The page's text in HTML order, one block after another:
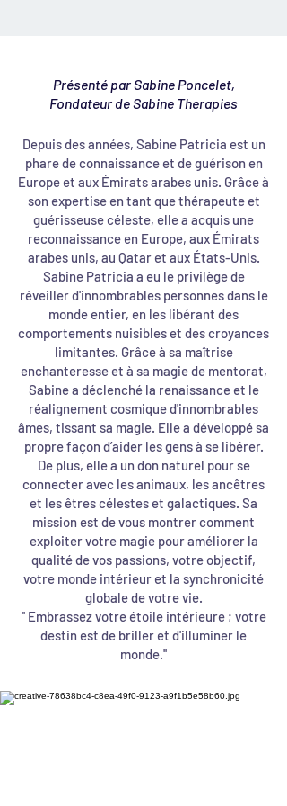
Présenté par Sabine Poncelet,
Fondateur de Sabine Therapies
Depuis des années, Sabine Patricia est un
phare de connaissance et de guérison en
Europe et aux Émirats arabes unis. Grâce à
son expertise en tant que thérapeute et
guérisseuse céleste, elle a acquis une
reconnaissance en Europe, aux Émirats
arabes unis, au Qatar et aux États-Unis.
Sabine Patricia a eu le privilège de
réveiller d'innombrables personnes dans le
monde entier, en les libérant des
comportements nuisibles et des croyances
limitantes. Grâce à sa maîtrise
enchanteresse et à sa magie de mentorat,
Sabine a déclenché la renaissance et le
réalignement cosmique d'innombrables
âmes, tissant sa magie. Elle a développé sa
propre façon d’aider les gens à se libérer.
De plus, elle a un don naturel pour se
connecter avec les animaux, les ancêtres
et les êtres célestes et galactiques. Sa
mission est de vous montrer comment
exploiter votre magie pour améliorer la
qualité de vos passions, votre objectif,
votre monde intérieur et la synchronicité
globale de votre vie.
'' Embrassez votre étoile intérieure ; votre
destin est de briller et d'illuminer le
monde.''